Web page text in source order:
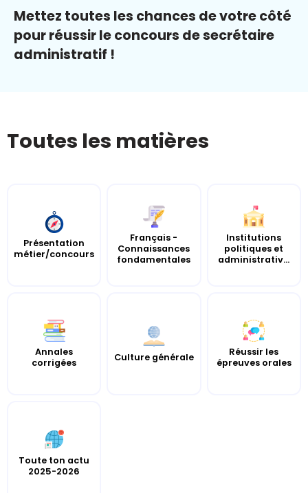
Mettez toutes les chances de votre côté
pour réussir le concours de secrétaire
administratif !
Toutes les matières
Présentation
métier/concours
Français -
Connaissances
fondamentales
Institutions
politiques et
administrativ...
Annales
corrigées
Culture générale
Réussir les
épreuves orales
Toute ton actu
2025-2026